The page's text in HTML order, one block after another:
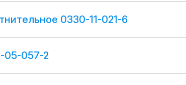
0330-11-021-6
05-057-2